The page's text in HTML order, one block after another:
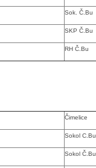
Sok. Č.Bu
SKP Č.Bu
RH Č.Bu
Čimelice
Sokol
Sokol Č.Bu